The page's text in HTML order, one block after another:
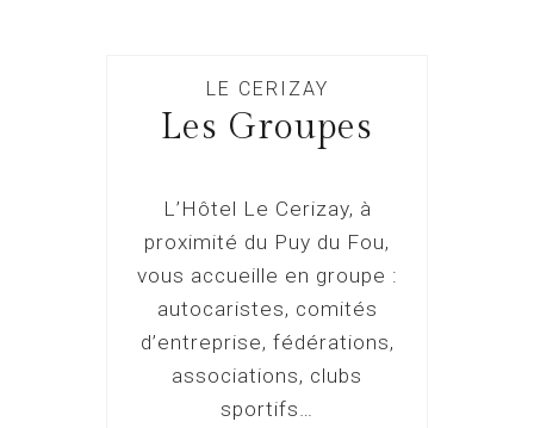
LE CERIZAY
Les Groupes
L’Hôtel Le Cerizay, à
proximité du Puy du Fou,
vous accueille en groupe :
autocaristes, comités
d’entreprise, fédérations,
associations, clubs
sportifs…